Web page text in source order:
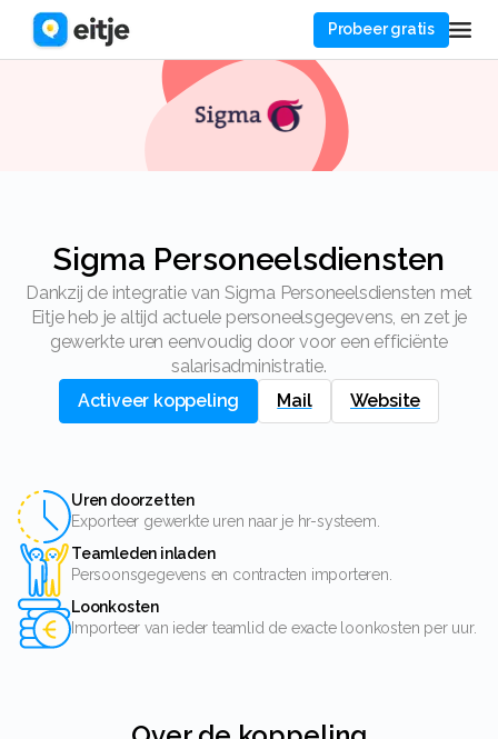
Probeer gratis
Sigma Personeelsdiensten
Dankzij de integratie van Sigma Personeelsdiensten met
Eitje heb je altijd actuele personeelsgegevens, en zet je
gewerkte uren eenvoudig door voor een efficiënte
salarisadministratie.
Activeer koppeling
Mail Website
Uren doorzetten
Exporteer gewerkte uren naar je hr-systeem.
Teamleden inladen
Persoonsgegevens en contracten importeren.
Loonkosten
Importeer van ieder teamlid de exacte loonkosten per uur.